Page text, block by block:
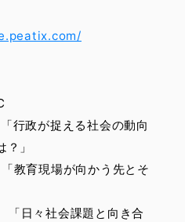
政が捉える社会の動向
」
育現場が向かう先とそ
日々社会課題と向き合